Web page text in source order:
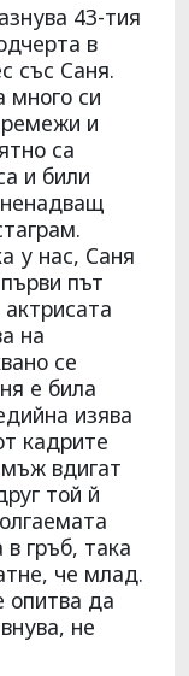
43-тия
в
със Саня.
много си
и
са
и били
у нас, Саня
път
на
се
е била
изява
кадрите
вдигат
той й
гръб, така
че млад.
опитва да
не